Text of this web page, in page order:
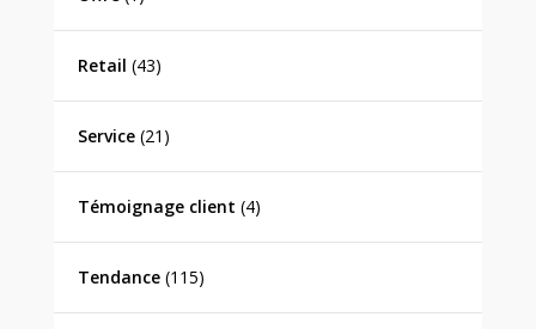
Retail (43)
Service(21)
Témoignage client (4)
Tendance(115)